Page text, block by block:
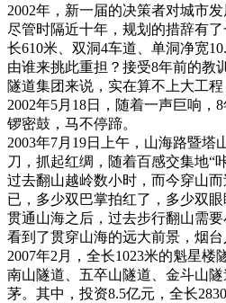
2002年，新一届的决策者对城市
尽管时隔近十年，规划的措辞有
长610米、双洞4车道、单洞净宽
由谁来挑此重担？接受8年前的教
隧道集团来说，实在算不上大工
2002年5月18日，随着一声巨响
锣密鼓，马不停蹄。
2003年7月19日上午，山海路暨
刀，抓起红绸，随着百感交集地“
过去翻山越岭数小时，而今穿山
已，多少双巴掌拍红了，多少双
贯通山海之后，过去步行翻山需
看到了贯穿山海的远大前景，烟
2007年2月，全长1023米的魁星
南山隧道、五卒山隧道、金斗山
茅。其中，投资8.5亿元，全长